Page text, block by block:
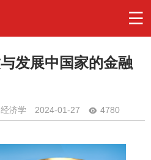
发展中国家的金融
济学 2024-01-27 4780